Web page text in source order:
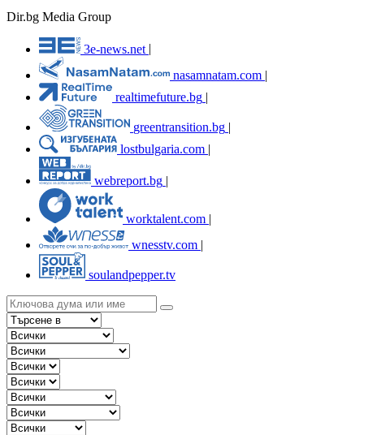
Dir.bg Media Group
3e-news.net
nasamnatam.com |
realtimefuture.bg |
greentransition.bg |
lostbulgaria.com |
webreport.bg
worktalent.com |
wnesstv.com |
soulandpepper.tv